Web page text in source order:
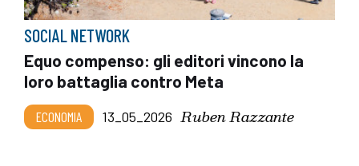
SOCIAL NETWORK
Equo compenso: gli editori vincono la
loro battaglia contro Meta
ECONOMIA 13_05_2026 Ruben Razzante